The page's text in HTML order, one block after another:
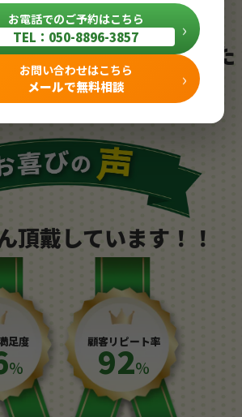
スをご利用いただいた
お客様から
頂戴しています！！
足度
%
顧客リピート率
92%
お電話でのご予約はこちら
TEL：050-8896-3857 ›
お問い合わせはこちら
メールで無料相談 ›